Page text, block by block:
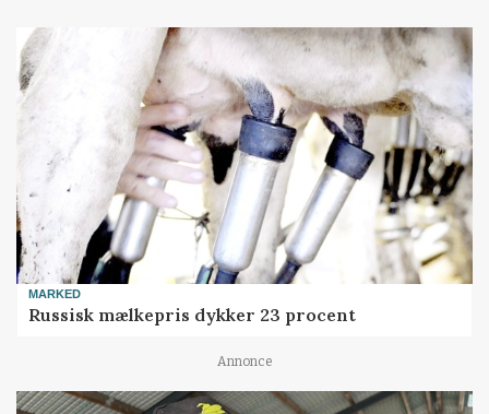
MARKED
Russisk mælkepris dykker 23 procent
Annonce